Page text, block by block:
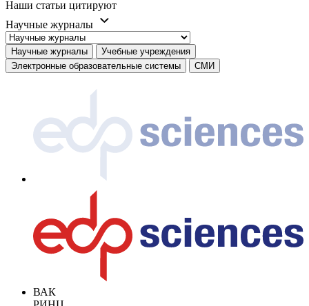
Наши статьи цитируют
Научные журналы
Научные журналы
Учебные учреждения
Электронные образовательные системы
СМИ
ВАК